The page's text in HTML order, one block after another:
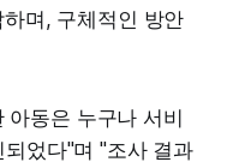
며, 구체적인 방안
아동은 누구나 서비
었다"며 "조사 결과